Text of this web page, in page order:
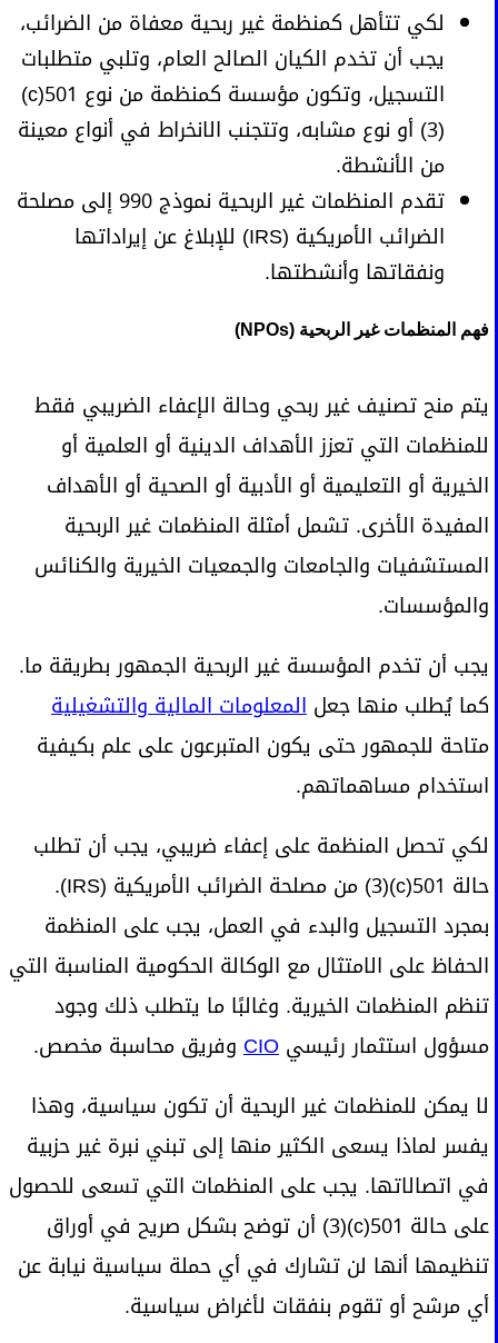
لكي تتأهل كمنظمة غير ربحية معفاة من الضرائب،
يجب أن تخدم الكيان الصالح العام، وتلبي متطلبات
التسجيل، وتكون مؤسسة كمنظمة من نوع 501(c)
(3) أو نوع مشابه، وتتجنب الانخراط في أنواع معينة
من الأنشطة.
تقدم المنظمات غير الربحية نموذج 990 إلى مصلحة
الضرائب الأمريكية (IRS) للإبلاغ عن إيراداتها
ونفقاتها وأنشطتها.
فهم المنظمات غير الربحية (NPOs)
يتم منح تصنيف غير ربحي وحالة الإعفاء الضريبي فقط
للمنظمات التي تعزز الأهداف الدينية أو العلمية أو
الخيرية أو التعليمية أو الأدبية أو الصحية أو الأهداف
المفيدة الأخرى. تشمل أمثلة المنظمات غير الربحية
المستشفيات والجامعات والجمعيات الخيرية والكنائس
والمؤسسات.
يجب أن تخدم المؤسسة غير الربحية الجمهور بطريقة ما.
كما يُطلب منها جعل المعلومات المالية والتشغيلية
متاحة للجمهور حتى يكون المتبرعون على علم بكيفية
استخدام مساهماتهم.
لكي تحصل المنظمة على إعفاء ضريبي، يجب أن تطلب
حالة 501(c)(3) من مصلحة الضرائب الأمريكية (IRS).
بمجرد التسجيل والبدء في العمل، يجب على المنظمة
الحفاظ على الامتثال مع الوكالة الحكومية المناسبة التي
تنظم المنظمات الخيرية. وغالبًا ما يتطلب ذلك وجود
مسؤول استثمار رئيسي CIO وفريق محاسبة مخصص.
لا يمكن للمنظمات غير الربحية أن تكون سياسية، وهذا
يفسر لماذا يسعى الكثير منها إلى تبني نبرة غير حزبية
في اتصالاتها. يجب على المنظمات التي تسعى للحصول
على حالة 501(c)(3) أن توضح بشكل صريح في أوراق
تنظيمها أنها لن تشارك في أي حملة سياسية نيابة عن
أي مرشح أو تقوم بنفقات لأغراض سياسية.